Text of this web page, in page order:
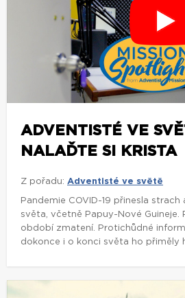
ADVENTISTÉ VE
NALAĎTE SI KRISTA
Z pořadu: Adventisté ve světě
Pandemie COVID-19 přinesla
světa, včetně Papuy-Nové Guineje.
období zmatení. Protichůdné
dokonce i o konci světa ho přiměly